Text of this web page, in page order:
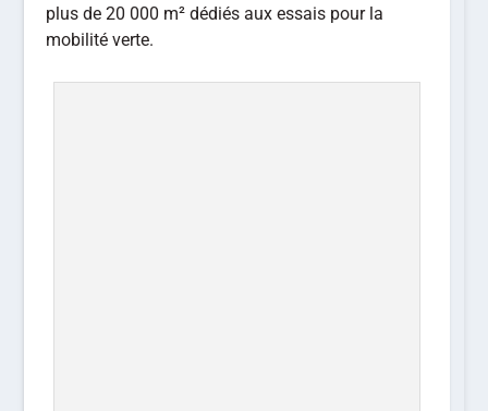
plus de 20 000 m² dédiés aux essais pour la
mobilité verte.